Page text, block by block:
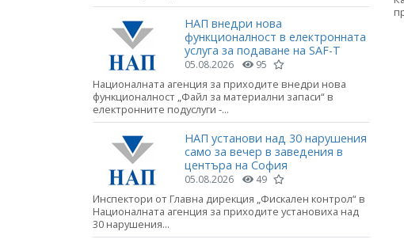
НАП внедри нова
функционалност в електронната
услуга за подаване на SAF-T
05.08.2026 95
Националната агенция за приходите внедри нова
функционалност „Файл за материални запаси“ в
електронните подуслуги -...
НАП установи над 30 нарушения
само за вечер в заведения в
центъра на София
05.08.2026 49
Инспектори от Главна дирекция „Фискален контрол“ в
Националната агенция за приходите установиха над
30 нарушения...